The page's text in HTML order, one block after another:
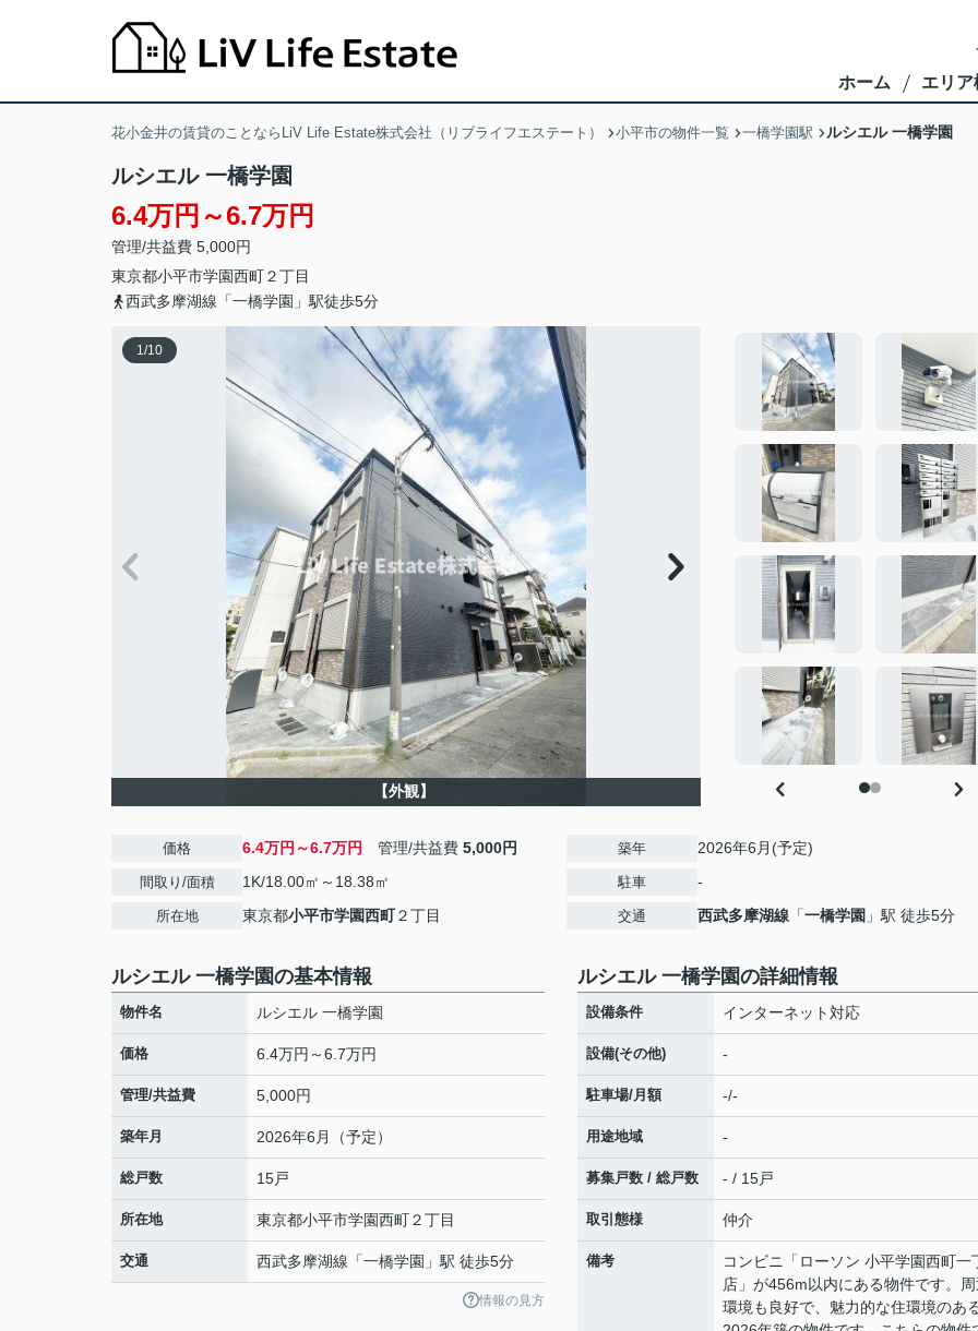
ホーム エリア
花小金井の賃貸のことならLiV Life Estate株式会社（リブライフエステート） 小平市の物件一覧 一橋学園駅 ルシエル 一橋学園
ルシエル 一橋学園
6.4万円～6.7万円
管理/共益費 5,000円
東京都小平市学園西町２丁目
西武多摩湖線「一橋学園」駅徒歩5分
1/10
【外観】
価格 6.4万円～6.7万円 管理/共益費 5,000円
間取り/面積 1K/18.00㎡～18.38㎡
所在地 東京都小平市学園西町２丁目
築年 2026年6月(予定)
駐車 -
交通 西武多摩湖線 「一橋学園 」駅 徒歩5分
ルシエル 一橋学園の基本情報
物件名 ルシエル 一橋学園
価格 6.4万円～6.7万円
管理/共益費 5,000円
築年月 2026年6月（予定）
総戸数 15戸
所在地 東京都小平市学園西町２丁目
交通 西武多摩湖線 「一橋学園 」駅 徒歩5分
情報の見方
ルシエル 一橋学園の詳細情報
設備条件 インターネット対応
設備(その他) -
駐車場/月額 -/-
用途地域 -
募集戸数 / 総戸数 - / 15戸
取引態様 仲介
備考
コンビニ「ローソン 小平学園西町一
店」が456m以内にある物件です。周
環境も良好で、魅力的な住環境のある